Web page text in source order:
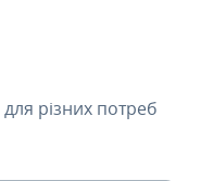
для різних потреб